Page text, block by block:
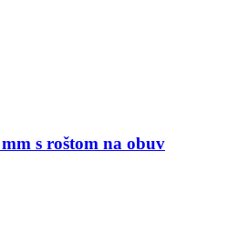
s roštom na obuv